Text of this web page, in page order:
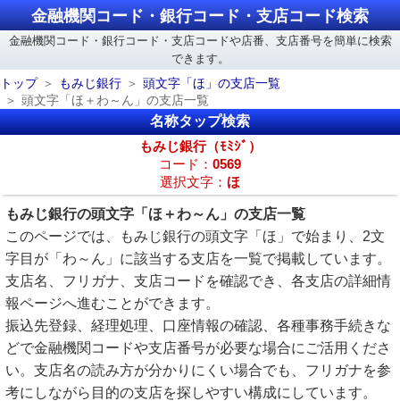
金融機関コード・銀行コード・支店コード検索
金融機関コード・銀行コード・支店コードや店番、支店番号を簡単に検索
できます。
トップ
もみじ銀行
頭文字「ほ」の支店一覧
頭文字「ほ＋わ～ん」の支店一覧
名称タップ検索
もみじ銀行（ﾓﾐｼﾞ）
コード： 0569
選択文字： ほ
もみじ銀行の頭文字「ほ＋わ～ん」の支店一覧
このページでは、もみじ銀行の頭文字「ほ」で始まり、2文
字目が「わ～ん」に該当する支店を一覧で掲載しています。
支店名、フリガナ、支店コードを確認でき、各支店の詳細情
報ページへ進むことができます。
振込先登録、経理処理、口座情報の確認、各種事務手続きな
どで金融機関コードや支店番号が必要な場合にご活用くださ
い。支店名の読み方が分かりにくい場合でも、フリガナを参
考にしながら目的の支店を探しやすい構成にしています。